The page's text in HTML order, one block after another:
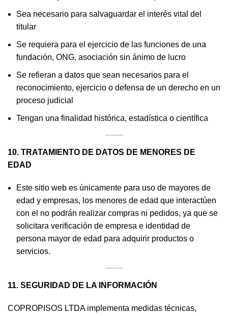
Sea necesario para salvaguardar el interés vital del
titular
Se requiera para el ejercicio de las funciones de una
fundación, ONG, asociación sin ánimo de lucro
Se refieran a datos que sean necesarios para el
reconocimiento, ejercicio o defensa de un derecho en un
proceso judicial
Tengan una finalidad histórica, estadística o científica
10. TRATAMIENTO DE DATOS DE MENORES DE
EDAD
Este sitio web es únicamente para uso de mayores de
edad y empresas, los menores de edad que interactúen
con el no podrán realizar compras ni pedidos, ya que se
solicitara verificación de empresa e identidad de
persona mayor de edad para adquirir productos o
servicios.
11. SEGURIDAD DE LA INFORMACIÓN
COPROPISOS LTDA implementa medidas técnicas,